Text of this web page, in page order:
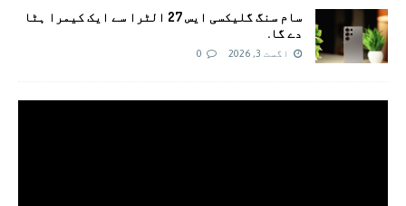
سام سنگ گلیکسی ایس 27 الٹرا سے ایک کیمرا ہٹا
دے گا.
اگست 3, 2026 0